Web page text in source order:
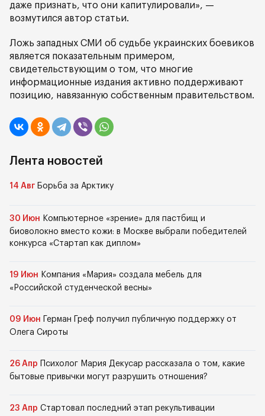
даже признать, что они капитулировали», —
возмутился автор статьи.
Ложь западных СМИ об судьбе украинских боевиков
является показательным примером,
свидетельствующим о том, что многие
информационные издания активно поддерживают
позицию, навязанную собственным правительством.
Лента новостей
14 Авг Борьба за Арктику
30 Июн Компьютерное «зрение» для пастбищ и
биоволокно вместо кожи: в Москве выбрали победителей
конкурса «Стартап как диплом»
19 Июн Компания «Мария» создала мебель для
«Российской студенческой весны»
09 Июн
Герман Греф получил публичную поддержку от
Олега Сироты
26 Апр
Психолог Мария Декусар рассказала о том, какие
бытовые привычки могут разрушить отношения?
23 Апр Стартовал последний этап рекультивации